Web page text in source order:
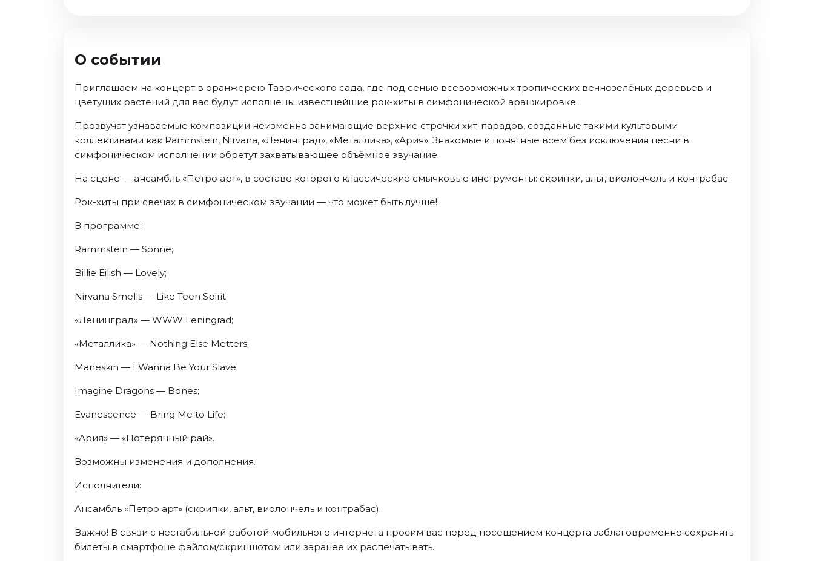
Сентябрь 2026
Декабрь 2026
Декабрь 2026
Сентябрь 2026
Декабрь 2026
О событии
Приглашаем на концерт в оранжерею Таврического сада, где под сенью всевозможных тропических вечнозелёных деревьев и
цветущих растений для вас будут исполнены известнейшие рок-хиты в симфонической аранжировке.
Прозвучат узнаваемые композиции неизменно занимающие верхние строчки хит-парадов, созданные такими культовыми
коллективами как Rammstein, Nirvana, «Ленинград», «Металлика», «Ария». Знакомые и понятные всем без исключения песни в
симфоническом исполнении обретут захватывающее объёмное звучание.
На сцене — ансамбль «Петро арт», в составе которого классические смычковые инструменты: скрипки, альт, виолончель и контрабас.
Рок-хиты при свечах в симфоническом звучании — что может быть лучше!
В программе:
Rammstein — Sonne;
Billie Eilish — Lovely;
Nirvana Smells — Like Teen Spirit;
«Ленинград» — WWW Leningrad;
«Металлика» — Nothing Else Metters;
Maneskin — I Wanna Be Your Slave;
Imagine Dragons — Bones;
Evanescence — Bring Me to Life;
«Ария» — «Потерянный рай».
Возможны изменения и дополнения.
Исполнители:
Ансамбль «Петро арт» (скрипки, альт, виолончель и контрабас).
Важно! В связи с нестабильной работой мобильного интернета просим вас перед посещением концерта заблаговременно сохранять
билеты в смартфоне файлом/скриншотом или заранее их распечатывать.